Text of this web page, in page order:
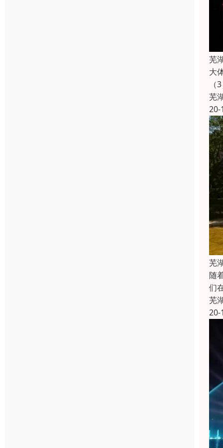
芜
大
芜
20-
芜
随
们
芜
20-